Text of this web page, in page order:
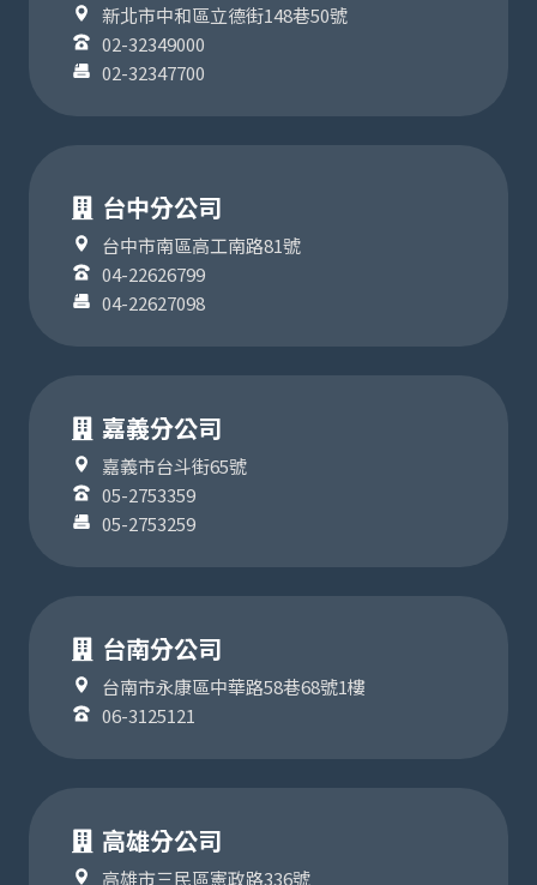
新北市中和區立德街148巷50號
02-32349000
02-32347700
台中分公司
台中市南區高工南路81號
04-22626799
04-22627098
嘉義分公司
嘉義市台斗街65號
05-2753359
05-2753259
台南分公司
台南市永康區中華路58巷68號1樓
06-3125121
高雄分公司
高雄市三民區憲政路336號